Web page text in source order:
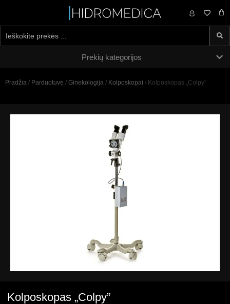
0,00 €
Prekių kategorijos
Pradžia / Parduotuvė / Ginekologija / Kolposkopai / Kolposkopas „Colpy”
Kolposkopas „Colpy”